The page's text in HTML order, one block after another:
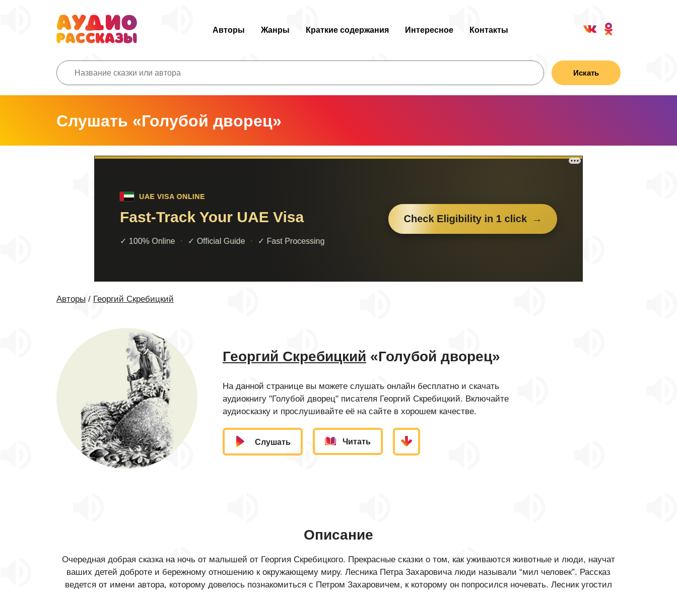
Авторы Жанры Краткие содержания Интересное Контакты
Искать
Слушать «Голубой дворец»
Авторы / Георгий Скребицкий
Георгий Скребицкий «Голубой дворец»
На данной странице вы можете слушать онлайн бесплатно и скачать
аудиокнигу "Голубой дворец" писателя Георгий Скребицкий. Включайте
аудиосказку и прослушивайте её на сайте в хорошем качестве.
Слушать Читать
Описание
Очередная добрая сказка на ночь от малышей от Георгия Скребицкого. Прекрасные сказки о том, как уживаются животные и люди, научат
ваших детей доброте и бережному отношению к окружающему миру. Лесника Петра Захаровича люди называли “мил человек”. Рассказ
ведется от имени автора, которому довелось познакомиться с Петром Захаровичем, к которому он попросился ночевать. Лесник угостил